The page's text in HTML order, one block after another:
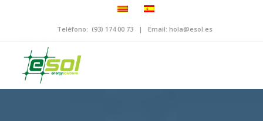
Teléfono: (93) 174 00 73 | Email:hola@esol.es